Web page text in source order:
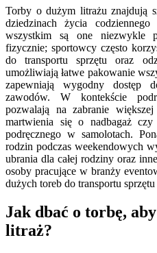
Torby o dużym litrażu znajdują
dziedzinach życia
wszystkim są one niezwykle
fizycznie; sportowcy często
do transportu sprzętu oraz
umożliwiają łatwe pakowanie
zapewniają wygodny dostęp
zawodów. W kontekście
pozwalają na zabranie
martwienia się o nadbagaż czy
podręcznego w samolotach.
rodzin podczas weekendowych
ubrania dla całej rodziny oraz
osoby pracujące w branży
dużych toreb do transportu
Jak dbać o torbę,
litraż?